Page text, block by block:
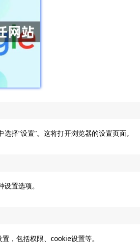
择“设置”。这将打开浏览器的设置页面。
置选项。
，包括权限、cookie设置等。